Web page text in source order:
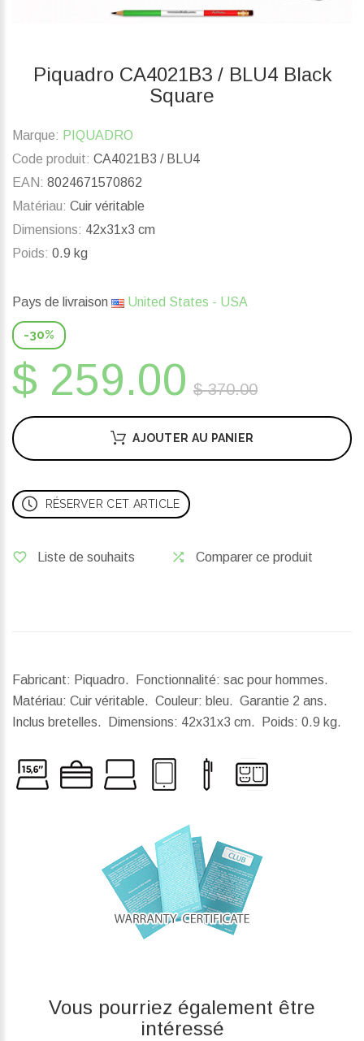
Piquadro CA4021B3 / BLU4 Black
Square
Marque: PIQUADRO
Code produit: CA4021B3 / BLU4
EAN: 8024671570862
Matériau: Cuir véritable
Dimensions: 42x31x3 cm
Poids: 0.9 kg
Pays de livraison United States - USA
-30%
$ 259.00 $ 370.00
AJOUTER AU PANIER
RÉSERVER CET ARTICLE
Liste de souhaits Comparer ce produit
Fabricant: Piquadro. Fonctionnalité: sac pour hommes.
Matériau: Cuir véritable. Couleur: bleu. Garantie 2 ans.
Inclus bretelles.
Dimensions: 42x31x3 cm. Poids: 0.9 kg.
Vous pourriez également être
intéressé